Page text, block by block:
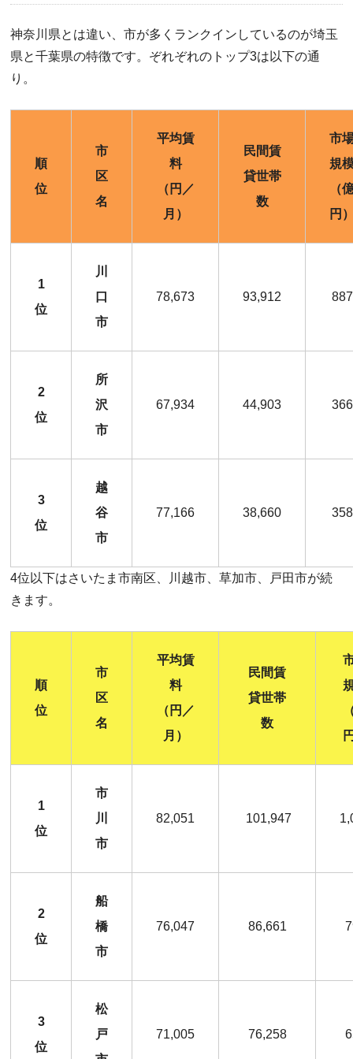
神奈川県とは違い、市が多くランクインしているのが埼玉
県と千葉県の特徴です。ぞれぞれのトップ3は以下の通
り。
順
位
市
区
名
平均賃
料
（円／
月）
民間賃
貸世帯
数
市
規
（
円
1
位
川
口
市
78,673 93,912 887
2
位
所
沢
市
67,934 44,903 366
3
位
越
谷
市
77,166 38,660 358
4位以下はさいたま市南区、川越市、草加市、戸田市が続
きます。
順
位
市
区
名
平均賃
料
（円／
月）
民間賃
貸世帯
数
1
位
市
川
市
82,051 101,947
2
位
船
橋
市
76,047 86,661
3
位
松
戸
71,005 76,258